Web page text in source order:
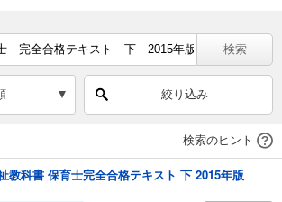
検索
絞り込み
検索のヒント
教科書 保育士完全合格テキスト 下 2015年版